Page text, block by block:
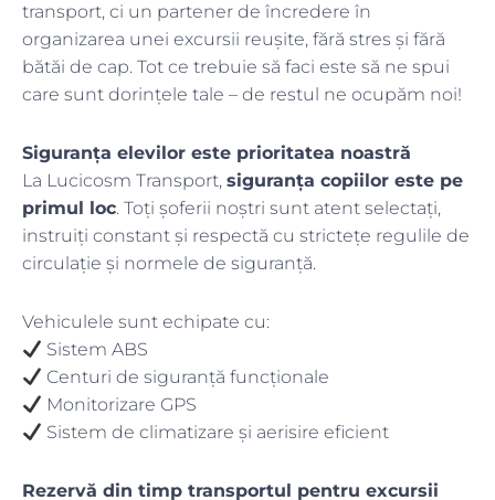
transport, ci un partener de încredere în
organizarea unei excursii reușite, fără stres și fără
bătăi de cap. Tot ce trebuie să faci este să ne spui
care sunt dorințele tale – de restul ne ocupăm noi!
Siguranța elevilor este prioritatea noastră
La Lucicosm Transport, siguranța copiilor este pe
primul loc. Toți șoferii noștri sunt atent selectați,
instruiți constant și respectă cu strictețe regulile de
circulație și normele de siguranță.
Vehiculele sunt echipate cu:
Sistem ABS
Centuri de siguranță funcționale
Monitorizare GPS
Sistem de climatizare și aerisire eficient
Rezervă din timp transportul pentru excursii